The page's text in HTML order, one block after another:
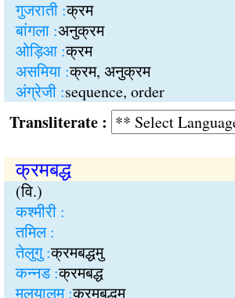
गुजराती :क्रम
बांगला :अनुक्रम
ओड़िआ :क्रम
असमिया :क्रम, अनुक्रम
अंग्रेजी :sequence, order
:
क्रमबद्ध
(वि.)
कश्मीरी :
तमिल :
तेलुगु :क्रमबद्धमु
कन्नड :क्रमबद्ध
मलयालम :क्रमबद्धम्